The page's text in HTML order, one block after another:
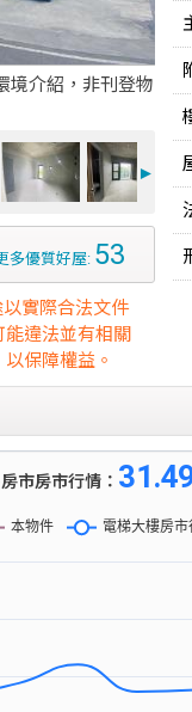
境介紹，非刊登物
►
多優質好屋: 53
實際合法文件
違法並有相關
保障權益。
房市房市行情：